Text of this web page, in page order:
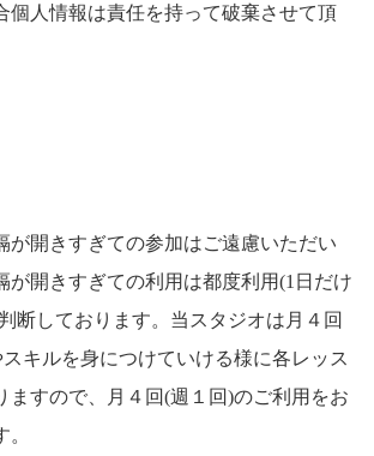
個人情報は責任を持って破棄させて頂
が開きすぎての参加はご遠慮いただい
が開きすぎての利用は都度利用(1日だけ
断しております。当スタジオは月４回
キルを身につけていける様に各レッス
ますので、月４回(週１回)のご利用をお